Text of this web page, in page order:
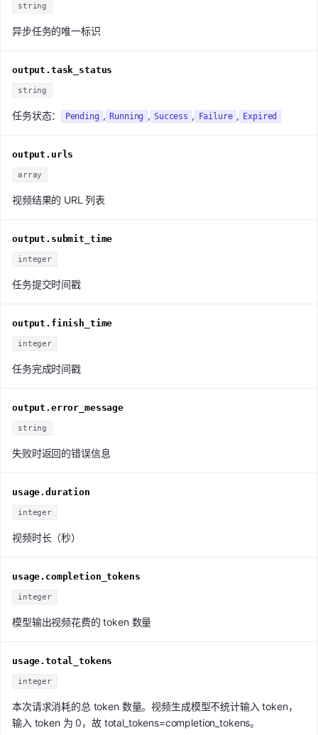
string
异步任务的唯一标识
output.task_status
string
任务状态： Pending , Running , Success , Failure , Expired
output.urls
array
视频结果的 URL 列表
output.submit_time
integer
任务提交时间戳
output.finish_time
integer
任务完成时间戳
output.error_message
string
失败时返回的错误信息
usage.duration
integer
视频时长（秒）
usage.completion_tokens
integer
模型输出视频花费的 token 数量
usage.total_tokens
integer
本次请求消耗的总 token 数量。视频生成模型不统计输入 token，
输入 token 为 0，故 total_tokens=completion_tokens。